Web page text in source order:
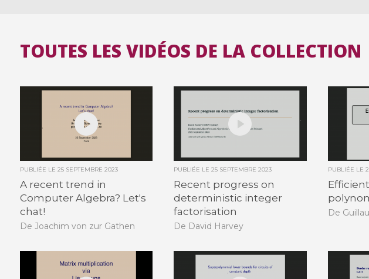
TOUTES LES VIDÉOS DE LA COLLECTION
PUBLIÉE LE 25 SEPTEMBRE 2023
A recent trend in
Computer Algebra? Let's
chat!
De Joachim von zur Gathen
PUBLIÉE LE25 SEPTEMBRE 2023
Recent progress on
deterministic integer
factorisation
De David Harvey
PUBLIÉE LE
De